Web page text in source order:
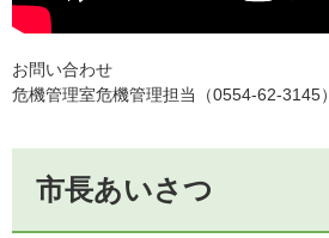
お問い合わせ
危機管理室危機管理担当（0554-62-3145）
市長あいさつ